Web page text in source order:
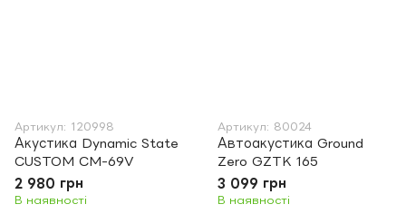
Артикул: 120998
Акустика Dynamic State
CUSTOM CM-69V
2 980 грн
В наявності
Артикул: 80024
Автоакустика Ground
Zero GZTK 165
3 099 грн
В наявності